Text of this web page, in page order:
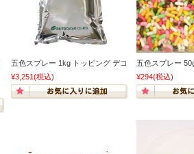
五色スプレー 1kg トッピング デコ
¥3,251(税込)
五色スプレー
¥294(税込)